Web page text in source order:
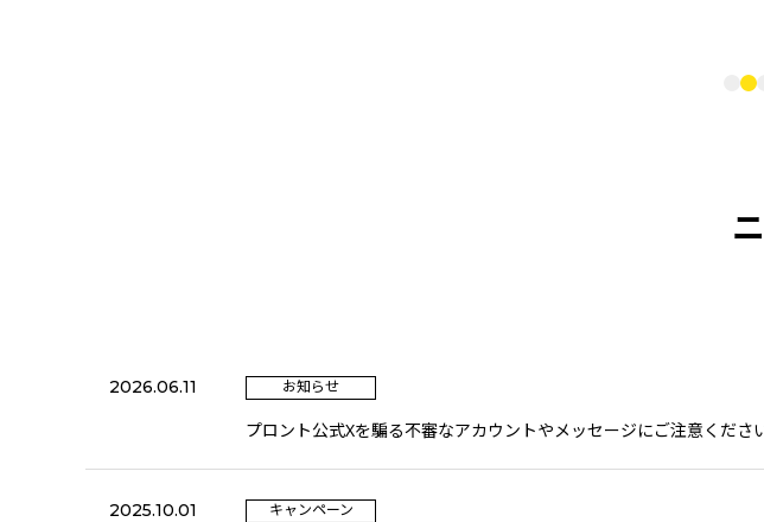
2026.06.11 お知らせ
プロント公式Xを騙る不審なアカウントやメッセージにご注意くださ
2025.10.01 キャンペーン